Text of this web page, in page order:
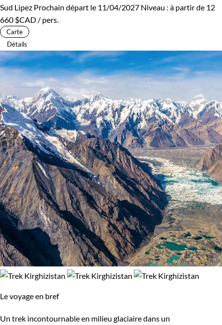
Sud Lipez Prochain départ le 11/04/2027 Niveau : à partir de 12
660 $CAD / pers.
Carte
Détails
Le voyage en bref
Un trek incontournable en milieu glaciaire dans un